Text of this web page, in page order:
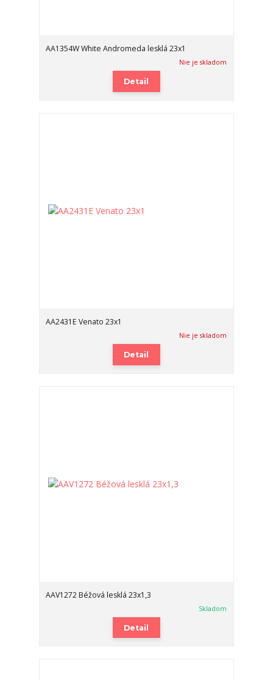
AA1354W White Andromeda lesklá 23x1
Nie je skladom
Detail
AA2431E Venato 23x1
Nie je skladom
Detail
AAV1272 Béžová lesklá 23x1,3
Skladom
Detail